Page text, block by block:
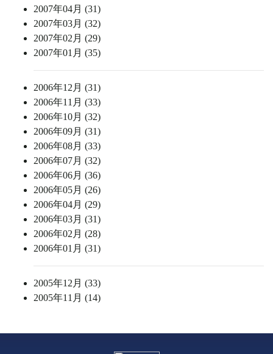
2007年04月 (31)
2007年03月 (32)
2007年02月 (29)
2007年01月 (35)
2006年12月 (31)
2006年11月 (33)
2006年10月 (32)
2006年09月 (31)
2006年08月 (33)
2006年07月 (32)
2006年06月 (36)
2006年05月 (26)
2006年04月 (29)
2006年03月 (31)
2006年02月 (28)
2006年01月 (31)
2005年12月 (33)
2005年11月 (14)